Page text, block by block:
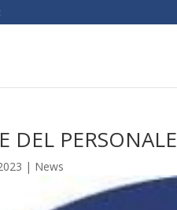
DEL PERSONALE
| News